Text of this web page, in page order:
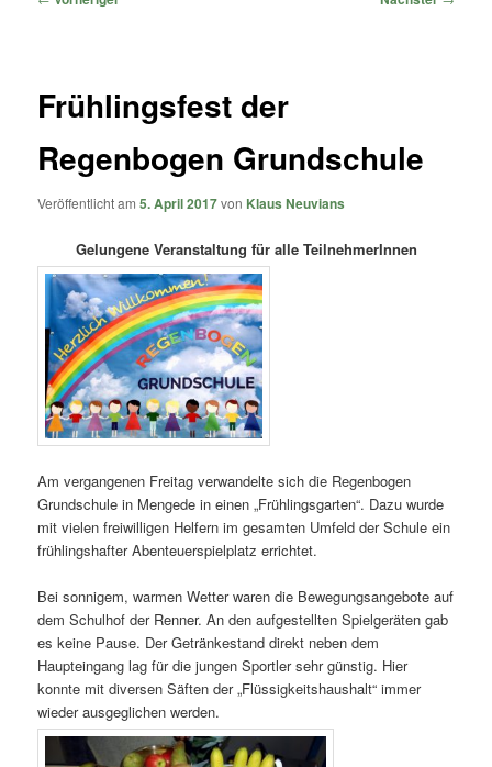
Frühlingsfest der
Regenbogen Grundschule
Veröffentlicht am5. April 2017von Klaus Neuvians
Gelungene Veranstaltung für alle TeilnehmerInnen
Am vergangenen Freitag verwandelte sich die Regenbogen
Grundschule in Mengede in einen „Frühlingsgarten“. Dazu wurde
mit vielen freiwilligen Helfern im gesamten Umfeld der Schule ein
frühlingshafter Abenteuerspielplatz errichtet.
Bei sonnigem, warmen Wetter waren die Bewegungsangebote auf
dem Schulhof der Renner. An den aufgestellten Spielgeräten gab
es keine Pause. Der Getränkestand direkt neben dem
Haupteingang lag für die jungen Sportler sehr günstig. Hier
konnte mit diversen Säften der „Flüssigkeitshaushalt“ immer
wieder ausgeglichen werden.